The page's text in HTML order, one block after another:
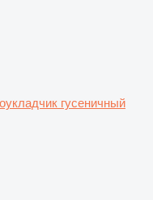
гусеничный